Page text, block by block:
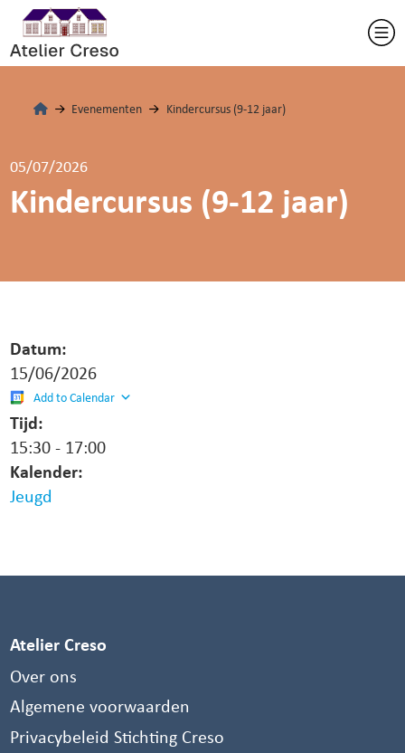
Evenementen Kindercursus (9-12 jaar)
05/07/2026
Kindercursus (9-12 jaar)
Datum:
15/06/2026
Add to Calendar
Tijd:
15:30- 17:00
Kalender:
Jeugd
Atelier Creso
Over ons
Algemene voorwaarden
Privacybeleid Stichting Creso